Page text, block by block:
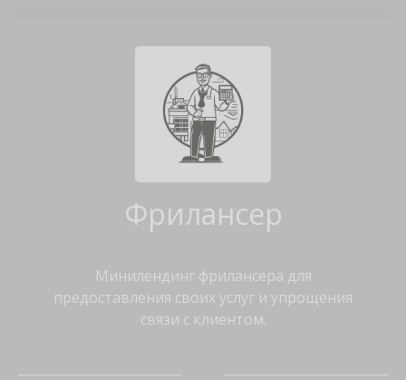
Фрилансер
Минилендинг фрилансера для
предоставления своих услуг и упрощения
связи с клиентом.